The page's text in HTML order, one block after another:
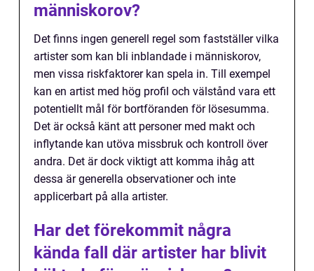
människorov?
Det finns ingen generell regel som fastställer vilka
artister som kan bli inblandade i människorov,
men vissa riskfaktorer kan spela in. Till exempel
kan en artist med hög profil och välstånd vara ett
potentiellt mål för bortföranden för lösesumma.
Det är också känt att personer med makt och
inflytande kan utöva missbruk och kontroll över
andra. Det är dock viktigt att komma ihåg att
dessa är generella observationer och inte
applicerbart på alla artister.
Har det förekommit några
kända fall där artister har blivit